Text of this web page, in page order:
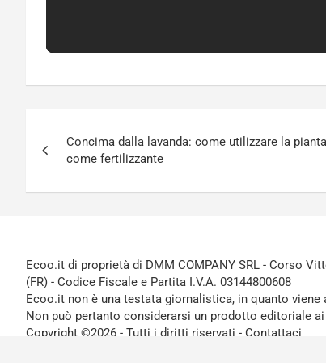
articoli
Concima dalla lavanda: come utilizzare la pianta
come fertilizzante
Ecoo.it di proprietà di DMM COMPANY SRL - Corso
(FR) - Codice Fiscale e Partita I.V.A. 03144800608
Ecoo.it non è una testata giornalistica, in quanto
Non può pertanto considerarsi un prodotto editoriale
Copyright ©2026 - Tutti i diritti riservati - Contattaci